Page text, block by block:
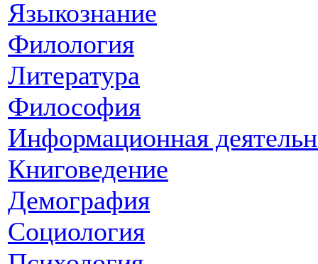
Языкознание
Филология
Литература
Философия
Информационная
Книговедение
Демография
Социология